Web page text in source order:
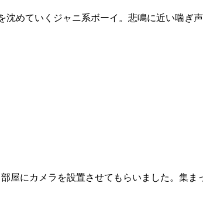
めていくジャニ系ボーイ。悲鳴に近い喘ぎ
屋にカメラを設置させてもらいました。集ま